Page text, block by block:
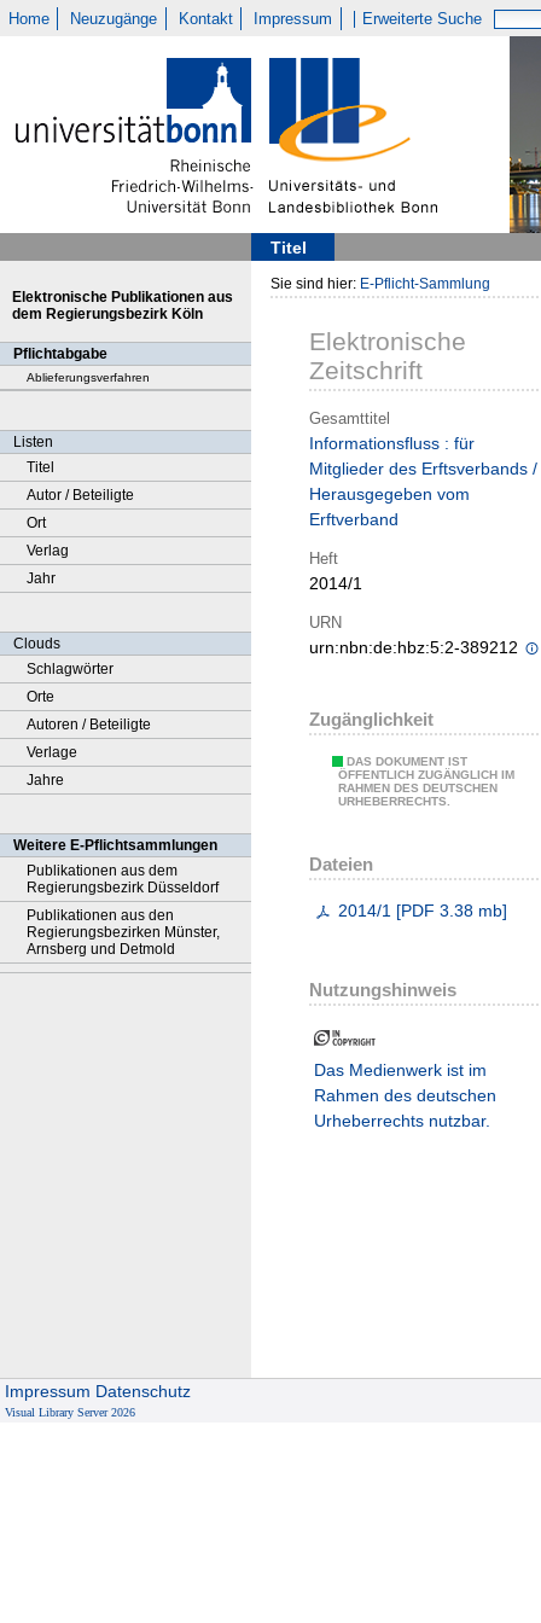
Home Neuzugänge Kontakt Impressum Erweiterte Suche
Titel
Elektronische Publikationen aus
dem Regierungsbezirk Köln
Pflichtabgabe
Ablieferungsverfahren
Listen
Titel
Autor / Beteiligte
Ort
Verlag
Jahr
Clouds
Schlagwörter
Orte
Autoren / Beteiligte
Verlage
Jahre
Weitere E-Pflichtsammlungen
Publikationen aus dem
Regierungsbezirk Düsseldorf
Publikationen aus den
Regierungsbezirken Münster,
Arnsberg und Detmold
Sie sind hier: E-Pflicht-Sammlung
Elektronische
Zeitschrift
Gesamttitel
Informationsfluss : für
Mitglieder des Erftsverbands /
Herausgegeben vom
Erftverband
Heft
2014/1
URN
urn:nbn:de:hbz:5:2-389212
Zugänglichkeit
DAS DOKUMENT IST
ÖFFENTLICH ZUGÄNGLICH IM
RAHMEN DES DEUTSCHEN
URHEBERRECHTS.
Dateien
2014/1 [PDF 3.38 mb]
Nutzungshinweis
Das Medienwerk ist im
Rahmen des deutschen
Urheberrechts nutzbar.
Impressum Datenschutz
Visual Library Server 2026